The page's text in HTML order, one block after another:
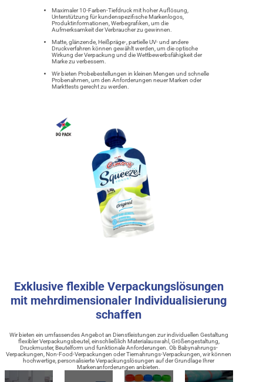
Maximaler 10-Farben-Tiefdruck mit hoher Auflösung,
Unterstützung für kundenspezifische Markenlogos,
Produktinformationen, Werbegrafiken, um die
Aufmerksamkeit der Verbraucher zu gewinnen.
Matte, glänzende, Heißpräge-, partielle UV- und andere
Druckverfahren können gewählt werden, um die optische
Wirkung der Verpackung und die Wettbewerbsfähigkeit der
Marke zu verbessern.
Wir bieten Probebestellungen in kleinen Mengen und schnelle
Probenahmen, um den Anforderungen neuer Marken oder
Markttests gerecht zu werden.
Exklusive flexible Verpackungslösungen
mit mehrdimensionaler Individualisierung
schaffen
Wir bieten ein umfassendes Angebot an Dienstleistungen zur individuellen Gestaltung
flexibler Verpackungsbeutel, einschließlich Materialauswahl, Größengestaltung,
Druckmuster, Beutelform und funktionale Anforderungen. Ob Babynahrungs-
Verpackungen, Non-Food-Verpackungen oder Tiernahrungs-Verpackungen, wir können
hochwertige, personalisierte Verpackungslösungen auf der Grundlage Ihrer
Markenanforderungen anbieten.